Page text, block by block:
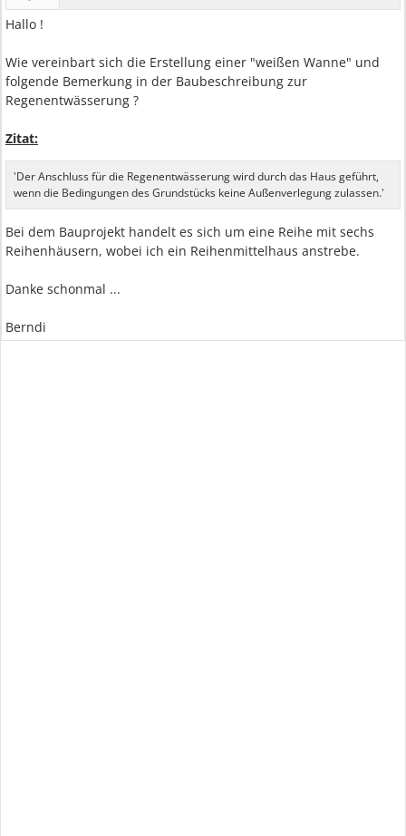
Hallo !
Wie vereinbart sich die Erstellung einer "weißen Wanne" und
folgende Bemerkung in der Baubeschreibung zur
Regenentwässerung ?
Zitat:
'Der Anschluss für die Regenentwässerung wird durch das Haus geführt,
wenn die Bedingungen des Grundstücks keine Außenverlegung zulassen.'
Bei dem Bauprojekt handelt es sich um eine Reihe mit sechs
Reihenhäusern, wobei ich ein Reihenmittelhaus anstrebe.
Danke schonmal ...
Berndi